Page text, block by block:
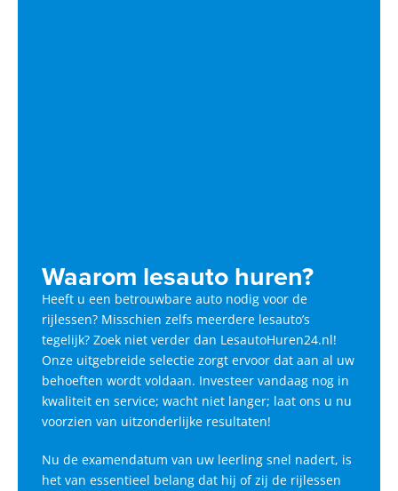
Waarom lesauto huren?
Heeft u een betrouwbare auto nodig voor de
rijlessen? Misschien zelfs meerdere lesauto’s
tegelijk? Zoek niet verder dan LesautoHuren24.nl!
Onze uitgebreide selectie zorgt ervoor dat aan al uw
behoeften wordt voldaan. Investeer vandaag nog in
kwaliteit en service; wacht niet langer; laat ons u nu
voorzien van uitzonderlijke resultaten!
Nu de examendatum van uw leerling snel nadert, is
het van essentieel belang dat hij of zij de rijlessen